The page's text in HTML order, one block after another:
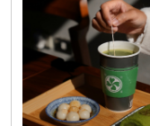
Cass啤酒+韓國燒